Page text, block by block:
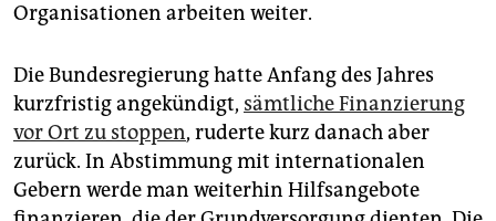
Or­ga­ni­sa­tio­nen arbeiten weiter.
Die Bundesregierung hatte Anfang des Jahres
kurzfristig angekündigt, sämtliche Finanzierung
vor Ort zu stoppen, ruderte kurz danach aber
zurück. In Abstimmung mit internationalen
Gebern werde man weiterhin Hilfsangebote